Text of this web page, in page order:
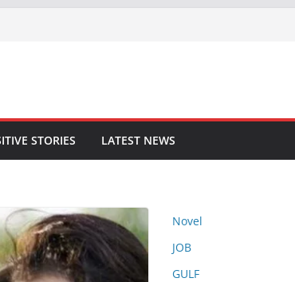
STORIES LATEST NEWS
Novel
JOB
GULF